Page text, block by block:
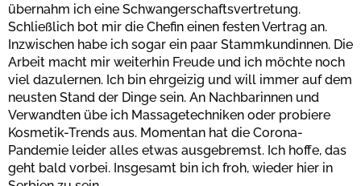
übernahm ich eine Schwangerschaftsvertretung.
Schließlich bot mir die Chefin einen festen Vertrag an.
Inzwischen habe ich sogar ein paar Stammkundinnen. Die
Arbeit macht mir weiterhin Freude und ich möchte noch
viel dazulernen. Ich bin ehrgeizig und will immer auf dem
neusten Stand der Dinge sein. An Nachbarinnen und
Verwandten übe ich Massagetechniken oder probiere
Kosmetik-Trends aus. Momentan hat die Corona-
Pandemie leider alles etwas ausgebremst. Ich hoffe, das
geht bald vorbei. Insgesamt bin ich froh, wieder hier in